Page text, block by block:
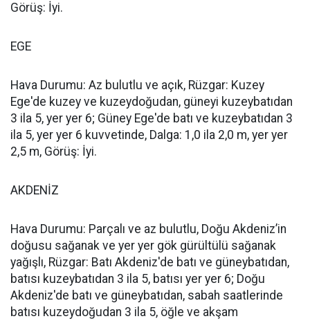
Görüş: İyi.
EGE
Hava Durumu: Az bulutlu ve açık, Rüzgar: Kuzey
Ege'de kuzey ve kuzeydoğudan, güneyi kuzeybatıdan
3 ila 5, yer yer 6; Güney Ege'de batı ve kuzeybatıdan 3
ila 5, yer yer 6 kuvvetinde, Dalga: 1,0 ila 2,0 m, yer yer
2,5 m, Görüş: İyi.
AKDENİZ
Hava Durumu: Parçalı ve az bulutlu, Doğu Akdeniz’in
doğusu sağanak ve yer yer gök gürültülü sağanak
yağışlı, Rüzgar: Batı Akdeniz'de batı ve güneybatıdan,
batısı kuzeybatıdan 3 ila 5, batısı yer yer 6; Doğu
Akdeniz'de batı ve güneybatıdan, sabah saatlerinde
batısı kuzeydoğudan 3 ila 5, öğle ve akşam